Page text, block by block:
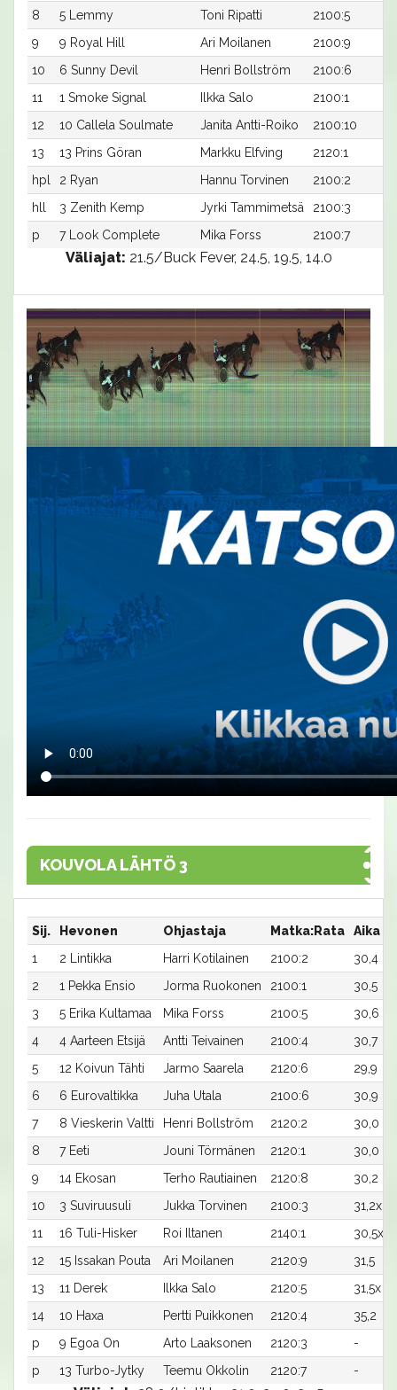
8
5 Lemmy Toni Ripatti 2100:5
9
9 Royal Hill Ari Moilanen 2100:9
10
6 Sunny Devil Henri Bollström 2100:6
11
1 Smoke Signal Ilkka Salo 2100:1
12
10 Callela Soulmate Janita Antti-Roiko 2100:10
13
13 Prins Göran Markku Elfving 2120:1
hpl
2 Ryan Hannu Torvinen 2100:2
hll
3 Zenith Kemp Jyrki Tammimetsä 2100:3
p
7 Look Complete Mika Forss 2100:7
Väliajat: 21.5/Buck Fever, 24.5, 19.5, 14.0
KOUVOLA LÄHTÖ 3
Sij. Hevonen Ohjastaja Matka:Rata Aika
1
2 Lintikka Harri Kotilainen 2100:2 30,4
2
1 Pekka Ensio Jorma Ruokonen 2100:1 30,5
3
5 Erika Kultamaa Mika Forss 2100:5 30,6
4
4 Aarteen Etsijä Antti Teivainen 2100:4 30,7
5
12 Koivun Tähti Jarmo Saarela 2120:6 29,9
6
6 Eurovaltikka Juha Utala 2100:6 30,9
7
8 Vieskerin Valtti Henri Bollström 2120:2 30,0
8
7 Eeti Jouni Törmänen 2120:1
30,0
9
14 Ekosan Terho Rautiainen 2120:8
30,2
10
3 Suviruusuli Jukka Torvinen 2100:3
31,2x
11
16 Tuli-Hisker Roi Iltanen 2140:1
30,5x
12
15 Issakan Pouta Ari Moilanen 2120:9
31,5
13
11 Derek Ilkka Salo 2120:5
31,5x
14
10 Haxa Pertti Puikkonen 2120:4
35,2
p
9 Egoa On Arto Laaksonen 2120:3
-
p
13 Turbo-Jytky Teemu Okkolin 2120:7 -